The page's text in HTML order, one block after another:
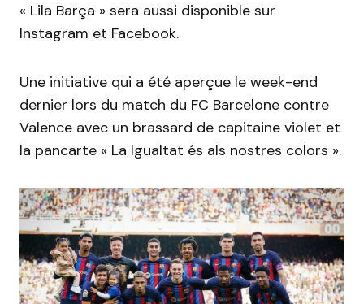
« Lila Barça » sera aussi disponible sur
Instagram et Facebook.
Une initiative qui a été aperçue le week-end
dernier lors du match du FC Barcelone contre
Valence avec un brassard de capitaine violet et
la pancarte « La Igualtat és als nostres colors ».